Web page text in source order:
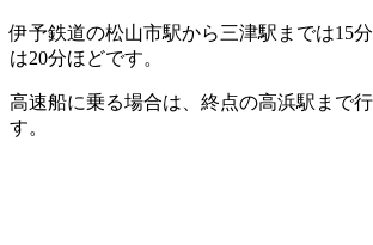
伊予鉄道の松山市駅から三津駅までは15
は20分ほどです。
高速船に乗る場合は、終点の高浜駅まで
す。